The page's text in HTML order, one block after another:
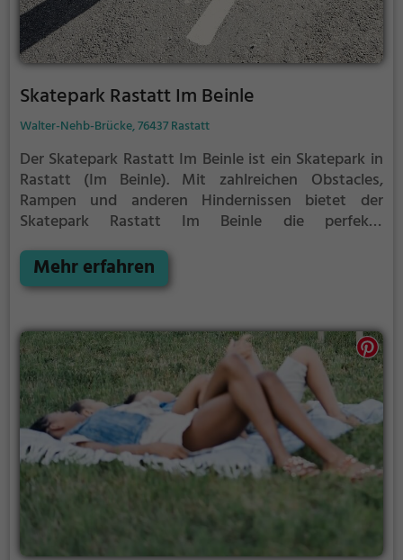
Skatepark Rastatt Im Beinle
Walter-Nehb-Brücke, 76437 Rastatt
Der Skatepark Rastatt Im Beinle ist ein Skatepark in
Rastatt (Im Beinle). Mit zahlreichen Obstacles,
Rampen und anderen Hindernissen bietet der
Skatepark Rastatt Im Beinle die perfekte
stellen.
Mehr erfahren